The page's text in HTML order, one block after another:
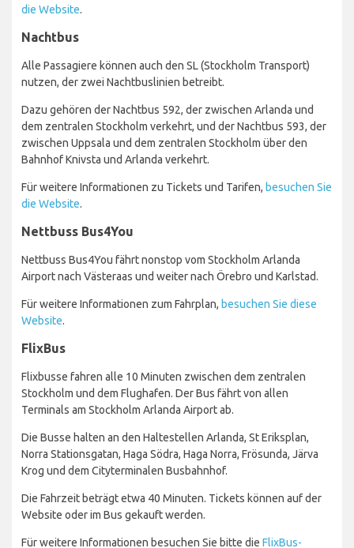
die Website.
Nachtbus
Alle Passagiere können auch den SL (Stockholm Transport)
nutzen, der zwei Nachtbuslinien betreibt.
Dazu gehören der Nachtbus 592, der zwischen Arlanda und
dem zentralen Stockholm verkehrt, und der Nachtbus 593, der
zwischen Uppsala und dem zentralen Stockholm über den
Bahnhof Knivsta und Arlanda verkehrt.
Für weitere Informationen zu Tickets und Tarifen, besuchen Sie
die Website.
Nettbuss Bus4You
Nettbuss Bus4You fährt nonstop vom Stockholm Arlanda
Airport nach Västeraas und weiter nach Örebro und Karlstad.
Für weitere Informationen zum Fahrplan, besuchen Sie diese
Website.
FlixBus
Flixbusse fahren alle 10 Minuten zwischen dem zentralen
Stockholm und dem Flughafen. Der Bus fährt von allen
Terminals am Stockholm Arlanda Airport ab.
Die Busse halten an den Haltestellen Arlanda, St Eriksplan,
Norra Stationsgatan, Haga Södra, Haga Norra, Frösunda, Järva
Krog und dem Cityterminalen Busbahnhof.
Die Fahrzeit beträgt etwa 40 Minuten. Tickets können auf der
Website oder im Bus gekauft werden.
Für weitere Informationen besuchen Sie bitte die FlixBus-